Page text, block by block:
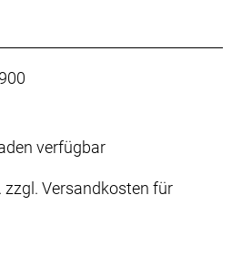
verfügbar
zzgl. Versandkosten für